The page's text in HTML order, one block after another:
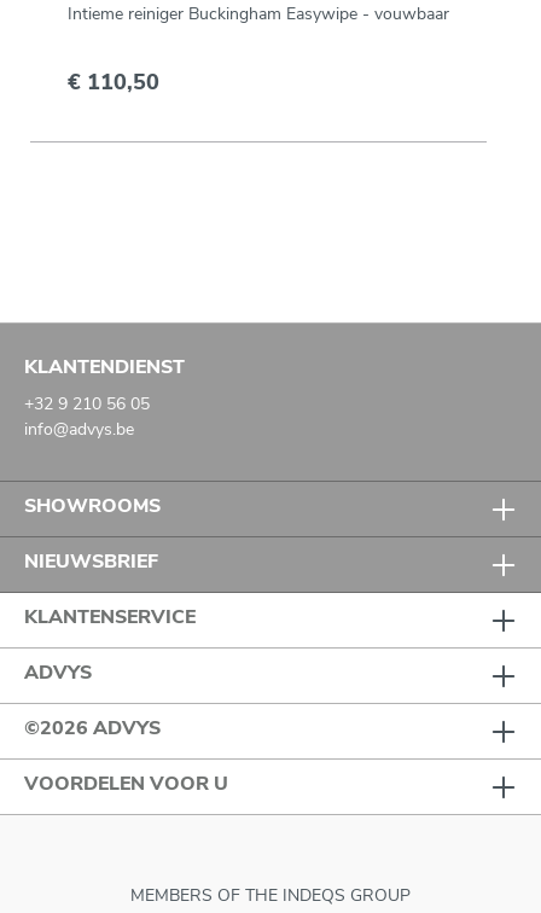
Intieme reiniger Buckingham Easywipe - vouwbaar
€ 110,50
KLANTENDIENST
+32 9 210 56 05
info@advys.be
SHOWROOMS
NIEUWSBRIEF
KLANTENSERVICE
ADVYS
©2026 ADVYS
VOORDELEN VOOR U
MEMBERS OF THE INDEQS GROUP